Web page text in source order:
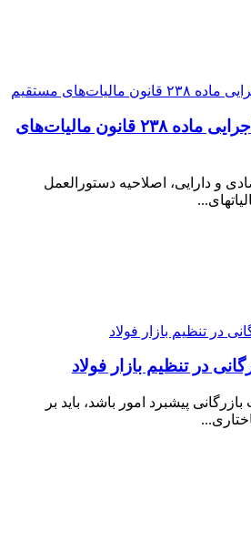
تصویب دستورالعمل اجرایی ماده ۲۳۸ قانون مالیات‏‌های
و دارایی، اصلاحیه دستورالعمل
در تنظیم بازار فولاد
پیشبرد امور باشد، باید بر